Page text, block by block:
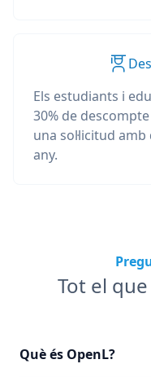
Els estudiants i
30% de
una sol·licitud
any.
Tot el
Què és OpenL?